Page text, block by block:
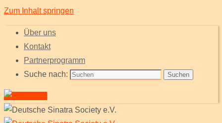
Zum Inhalt springen
Über uns
Kontakt
Partnerprogramm
Suche nach:
Suchen